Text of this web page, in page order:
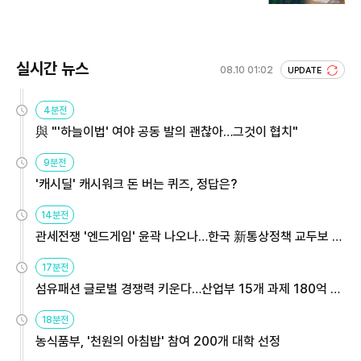
실시간 뉴스 08.10 01:02 UPDATE
4분전
與 "'하늘이법' 여야 공동 발의 괜찮아…그것이 협치"
9분전
'캐시딜' 캐시워크 돈 버는 퀴즈, 정답은?
14분전
관세전쟁 '엔드게임' 윤곽 나오나…한국 新통상정책 교두보 활
17분전
섬유패션 글로벌 경쟁력 키운다…산업부 15개 과제 180억 지
18분전
농식품부, '천원의 아침밥' 참여 200개 대학 선정